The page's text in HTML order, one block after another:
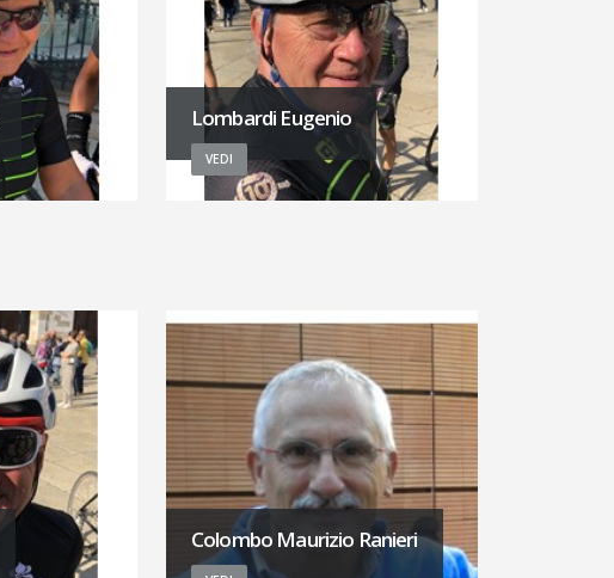
Lombardi Eugenio
VEDI
Colombo Maurizio Ranieri